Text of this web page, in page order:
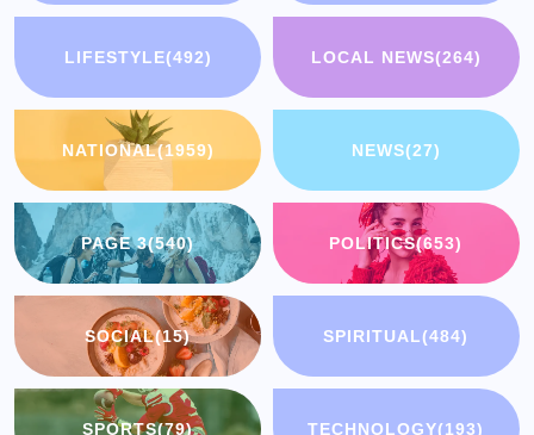
LIFESTYLE(492) LOCAL NEWS(264)
NATIONAL(1959) NEWS(27)
PAGE 3(540) POLITICS(653)
SOCIAL(15) SPIRITUAL(484)
SPORTS(79) TECHNOLOGY(193)